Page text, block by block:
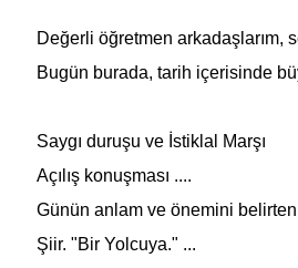
Değerli öğretmen arkadaşlarım,
Bugün burada, tarih içerisinde
Saygı duruşu ve İstiklal Marşı
Açılış konuşması ....
Günün anlam ve önemini
Şiir. "Bir Yolcuya." ...